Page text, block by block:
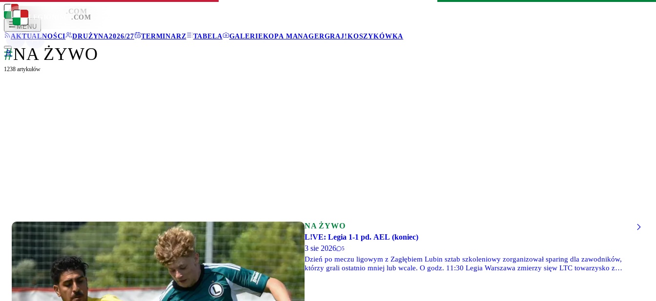
LEGIONISCI .COM
MENU
AKTUALNOŚCI
DRUŻYNA2026/27 TERMINARZ TABELA GALERIEKOPA MANAGERGRAJ!KOSZYKÓWKA
LEGIONISCI .COM
#NA ŻYWO
1238 artykułów
NA ŻYWO
L!VE: Legia 1-1 pd. AEL (koniec)
3 sie 2026
5
Dzień po meczu ligowym z Zagłębiem Lubin sztab szkoleniowy zorganizował sparing dla zawodników,
którzy grali ostatnio mniej lub wcale. O godz. 11:30 Legia Warszawa zmierzy sięw LTC towarzysko z